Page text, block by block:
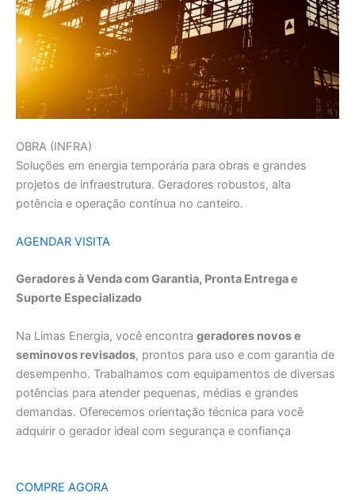
OBRA (INFRA)
Soluções em energia temporária para obras e grandes
projetos de infraestrutura. Geradores robustos, alta
potência e operação contínua no canteiro.
AGENDAR VISITA
Geradores à Venda com Garantia, Pronta Entrega e
Suporte Especializado
Na Limas Energia, você encontra geradores novos e
seminovos revisados, prontos para uso e com garantia de
desempenho. Trabalhamos com equipamentos de diversas
potências para atender pequenas, médias e grandes
demandas. Oferecemos orientação técnica para você
adquirir o gerador ideal com segurança e confiança
COMPRE AGORA